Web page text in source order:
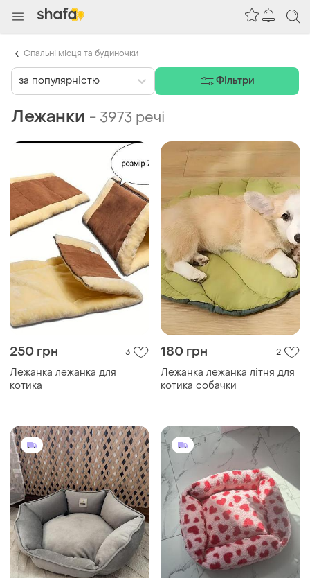
Лежанки - 3973 речі
250 грн 3
Лежанка лежанка для
котика
180 грн 2
Лежанка лежанка літня для
котика собачки
за популярністю Фільтри
Спальні місця та будиночки